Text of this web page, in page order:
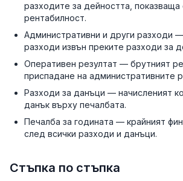
разходите за дейността, показваща
рентабилност.
Административни и други разходи
разходи извън преките разходи за
Оперативен резултат — брутният
приспадане на административните
Разходи за данъци — начисленият
данък върху печалбата.
Печалба за годината — крайният
след всички разходи и данъци.
Стъпка по стъпка